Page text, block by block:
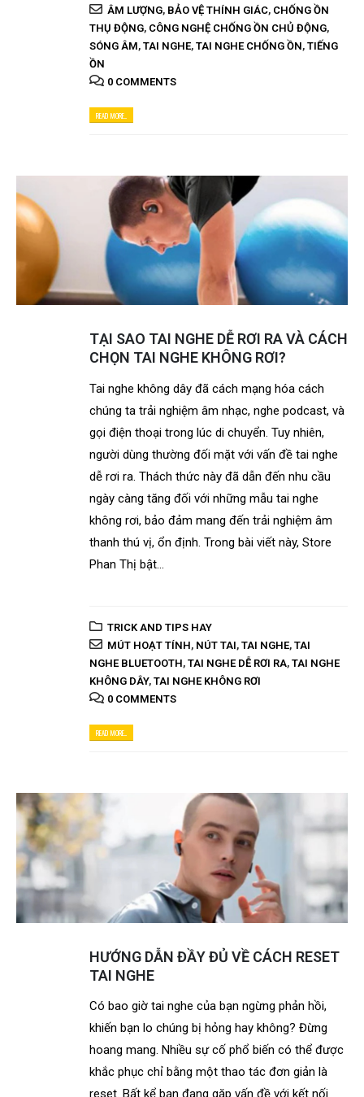
ÂM LƯỢNG, BẢO VỆ THÍNH GIÁC, CHỐNG ỒN
THỤ ĐỘNG, CÔNG NGHỆ CHỐNG ỒN CHỦ ĐỘNG,
SÓNG ÂM, TAI NGHE, TAI NGHE CHỐNG ỒN, TIẾNG
ỒN
0 COMMENTS
READ MORE...
TẠI SAO TAI NGHE DỄ RƠI RA VÀ CÁCH
CHỌN TAI NGHE KHÔNG RƠI?
Tai nghe không dây đã cách mạng hóa cách
chúng ta trải nghiệm âm nhạc, nghe podcast, và
gọi điện thoại trong lúc di chuyển. Tuy nhiên,
người dùng thường đối mặt với vấn đề tai nghe
dễ rơi ra. Thách thức này đã dẫn đến nhu cầu
ngày càng tăng đối với những mẫu tai nghe
không rơi, bảo đảm mang đến trải nghiệm âm
thanh thú vị, ổn định. Trong bài viết này, Store
Phan Thị bật...
TRICK AND TIPS HAY
MÚT HOẠT TÍNH, NÚT TAI, TAI NGHE, TAI
NGHE BLUETOOTH, TAI NGHE DỄ RƠI RA, TAI NGHE
KHÔNG DÂY, TAI NGHE KHÔNG RƠI
0 COMMENTS
READ MORE...
HƯỚNG DẪN ĐẦY ĐỦ VỀ CÁCH RESET
TAI NGHE
Có bao giờ tai nghe của bạn ngừng phản hồi,
khiến bạn lo chúng bị hỏng hay không? Đừng
hoang mang. Nhiều sự cố phổ biến có thể được
khắc phục chỉ bằng một thao tác đơn giản là
reset. Bất kể bạn đang gặp vấn đề với kết nối